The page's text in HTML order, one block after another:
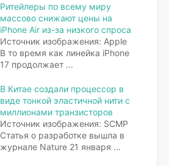
Ритейлеры по всему миру
массово снижают цены на
iPhone Air из-за низкого спроса
Источник изображения: Apple
В то время как линейка iPhone
17 продолжает ...
В Китае создали процессор в
виде тонкой эластичной нити с
миллионами транзисторов
Источник изображения: SCMP
Статья о разработке вышла в
журнале Nature 21 января ...